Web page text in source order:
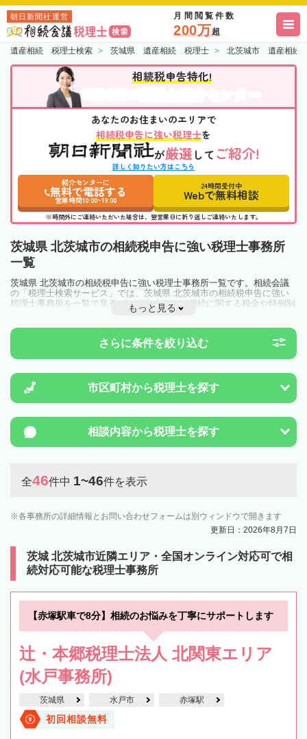
朝日新聞社運営 月間閲覧件数
200万超
遺産相続 税理士検索 茨城県 遺産相続 税理士 北茨城市 遺産相続
相続税申告特化!
あなたのお住まいのエリアで
相続税申告に強い税理士を
が厳選 して ご紹介!
詳しく知りたい方はこちら
紹介センターに
無料で電話する
営業時間10:00~19:00
24時間受付中
Webで無料相談
※時間外にご連絡いただいた場合は、翌営業日に折り返しご連絡いたします。
茨城県 北茨城市の相続税申告に強い税理士事務所
一覧
茨城県 北茨城市の相続税申告に強い税理士事務所一覧です。相続会議
の「税理士検索サービス」では、茨城県 北茨城市の相続税申告に強い
税理士事務所を一覧で見ることが出来ます。相続に関する税金や特例制
度のことは一度近隣の税理士に相談してみましょう。
もっと見る
さらに条件を絞り込む
市区町村から税理士を探す
相談内容から税理士を探す
全46件中 1~46件を表示
各事務所の詳細情報とお問い合わせフォームは別ウィンドウで開きます
更新日：2026年8月7日
茨城 北茨城市近隣エリア・全国オンライン対応可で相
続対応可能な税理士事務所
【赤塚駅車で8分】相続のお悩みを丁寧にサポートします
辻・本郷税理士法人 北関東エリア
(水戸事務所)
茨城県 水戸市 赤塚駅
初回相談無料